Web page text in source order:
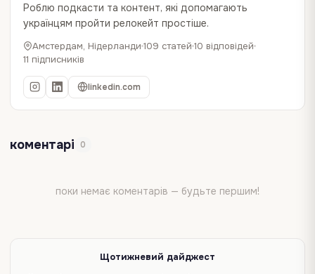
Роблю подкасти та контент, які допомагають
українцям пройти релокейт простіше.
Амстердам, Нідерланди 109 статей 10 відповідей
11 підписників
linkedin.com
коментарі 0
поки немає коментарів — будьте першим!
Щотижневий дайджест